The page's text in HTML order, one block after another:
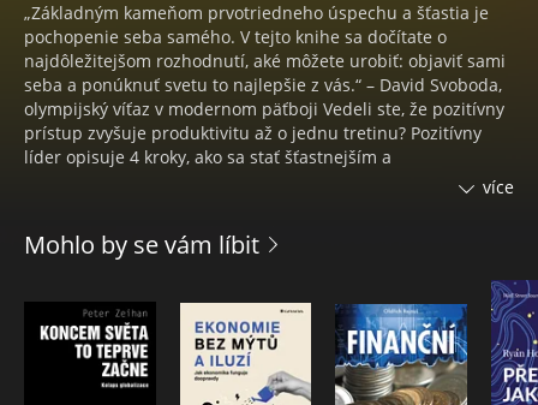
„Základným kameňom prvotriedneho úspechu a šťastia je
pochopenie seba samého. V tejto knihe sa dočítate o
najdôležitejšom rozhodnutí, aké môžete urobiť: objaviť sami
seba a ponúknuť svetu to najlepšie z vás.“ – David Svoboda,
olympijský víťaz v modernom päťboji Vedeli ste, že pozitívny
prístup zvyšuje produktivitu až o jednu tretinu? Pozitívny
líder opisuje 4 kroky, ako sa stať šťastnejším a
tím k šťastiu Autor zhrnul svoje mnohoročné skúsenosti s
vedením ľudí a pomôže aj vám nájsť spôsob, ako inšpirovať
vlastný tím, dosiahnuť vytýčené výsledky, a pritom si
zachovať rovnováhu medzi úspechom a šťastím. Zistíte, ako
sa zbaviť stresu a negativizmu a ako odomknúť potenciál
svoj aj ľudí, ktorí vás obklopujú. Odhaľte svoje silné stránky,
nechajte sa viesť Janom Mühlfeitom! Jan Mühlfeit je globálny
více
Mohlo by se vám líbit